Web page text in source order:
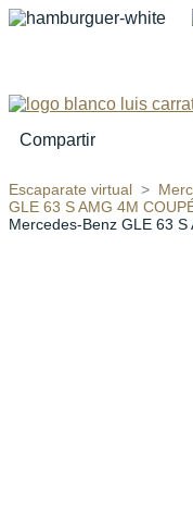
‹ ›
Compartir
Escaparate virtual
GLE 63 S AMG 4M